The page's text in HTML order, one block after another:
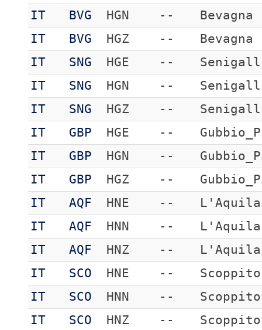
IT
BVG HGN --
Bevagna
IT
BVG HGZ --
Bevagna
IT
SNG HGE --
IT
SNG HGN --
IT
SNG HGZ --
IT
GBP HGE --
IT
GBP HGN --
IT
GBP HGZ --
IT
AQF HNE --
IT
AQF HNN --
IT
AQF HNZ --
IT
SCO HNE --
Scoppito
IT
SCO HNN --
Scoppito
IT
SCO HNZ --
Scoppito